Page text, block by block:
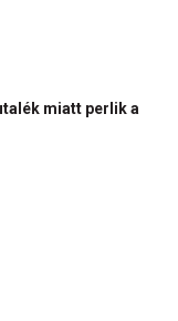
miatt perlik a